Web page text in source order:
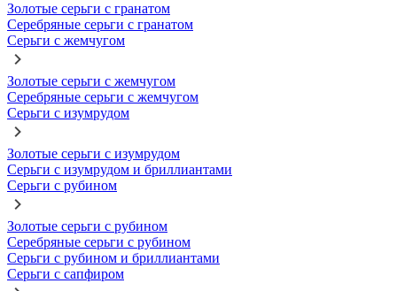
Золотые серьги с гранатом
Серебряные серьги с гранатом
Серьги с жемчугом
Золотые серьги с жемчугом
Серебряные серьги с жемчугом
Серьги с изумрудом
Золотые серьги с изумрудом
Серьги с изумрудом и бриллиантами
Серьги с рубином
Золотые серьги с рубином
Серебряные серьги с рубином
Серьги с рубином и бриллиантами
Серьги с сапфиром